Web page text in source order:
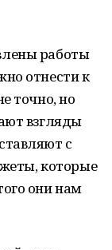
работы
отнести к
точно, но
взгляды
с
которые
они нам